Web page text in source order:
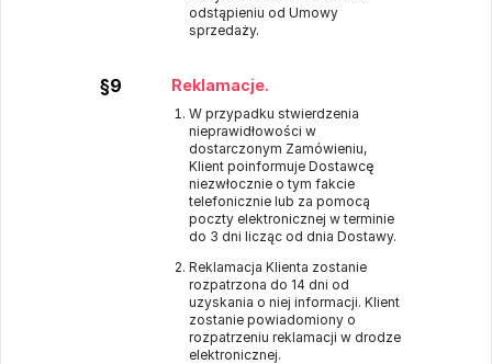
odstąpieniu od Umowy
sprzedaży.
§9 Reklamacje.
W przypadku stwierdzenia
nieprawidłowości w
dostarczonym Zamówieniu,
Klient poinformuje Dostawcę
niezwłocznie o tym fakcie
telefonicznie lub za pomocą
poczty elektronicznej w terminie
do 3 dni licząc od dnia Dostawy.
Reklamacja Klienta zostanie
rozpatrzona do 14 dni od
uzyskania o niej informacji. Klient
zostanie powiadomiony o
rozpatrzeniu reklamacji w drodze
elektronicznej.